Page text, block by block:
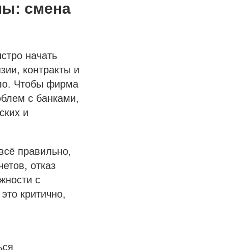
смена
начать
контракты и
Чтобы фирма
с банками,
и
правильно,
отказ
с
критично,